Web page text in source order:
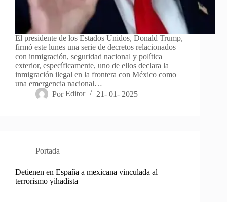
El presidente de los Estados Unidos, Donald Trump,
firmó este lunes una serie de decretos relacionados
con inmigración, seguridad nacional y política
exterior, específicamente, uno de ellos declara la
inmigración ilegal en la frontera con México como
una emergencia nacional…
Por Editor 21- 01- 2025
Portada
Detienen en España a mexicana vinculada al
terrorismo yihadista